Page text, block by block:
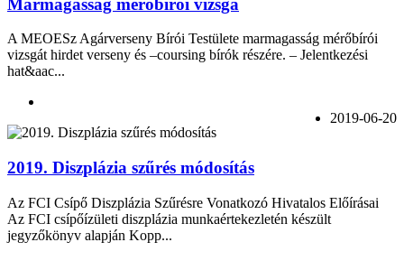
A MEOESz Agárverseny Bírói Testülete marmagasság mérőbírói
vizsgát hirdet verseny és –coursing bírók részére. – Jelentkezési
hat&aac...
2019-06-20
2019. Diszplázia szűrés módosítás
Az FCI Csípő Diszplázia Szűrésre Vonatkozó Hivatalos Előírásai
Az FCI csípőízületi diszplázia munkaértekezletén készült
jegyzőkönyv alapján Kopp...